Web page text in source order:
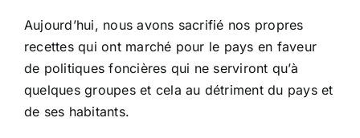
Aujourd’hui, nous avons sacrifié nos propres
recettes qui ont marché pour le pays en faveur
de politiques foncières qui ne serviront qu’à
quelques groupes et cela au détriment du pays et
de ses habitants.